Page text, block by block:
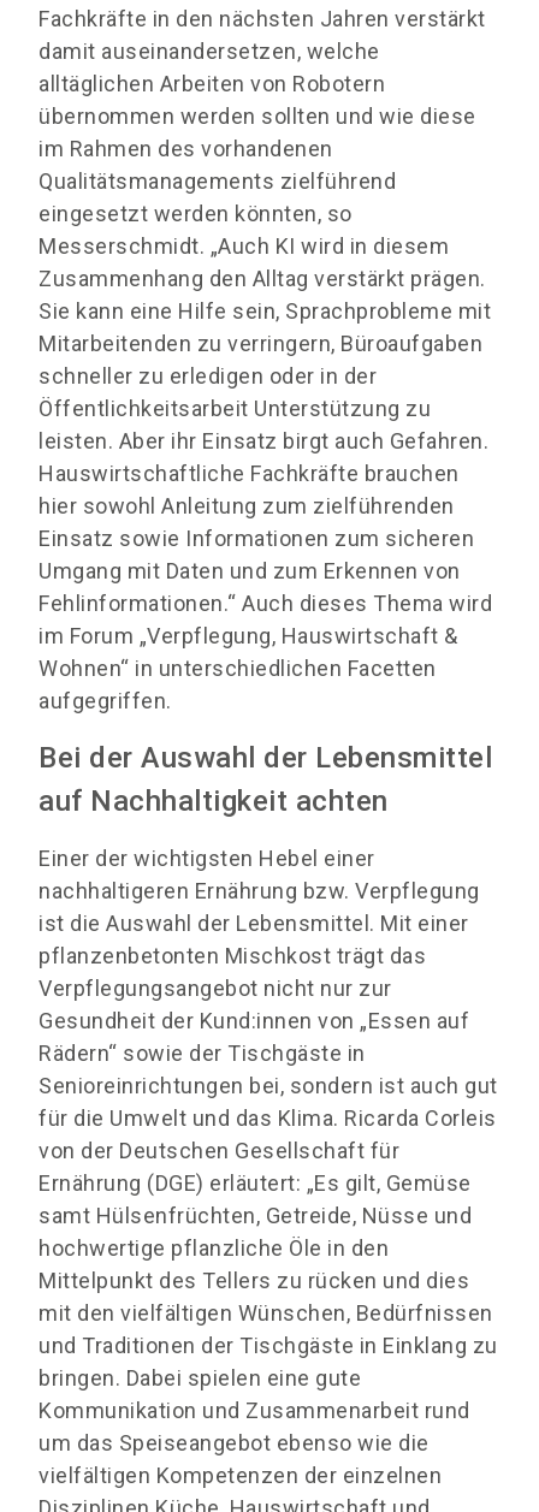
Fachkräfte in den nächsten Jahren verstärkt
damit auseinandersetzen, welche
alltäglichen Arbeiten von Robotern
übernommen werden sollten und wie diese
im Rahmen des vorhandenen
Qualitätsmanagements zielführend
eingesetzt werden könnten, so
Messerschmidt. „Auch KI wird in diesem
Zusammenhang den Alltag verstärkt prägen.
Sie kann eine Hilfe sein, Sprachprobleme mit
Mitarbeitenden zu verringern, Büroaufgaben
schneller zu erledigen oder in der
Öffentlichkeitsarbeit Unterstützung zu
leisten. Aber ihr Einsatz birgt auch Gefahren.
Hauswirtschaftliche Fachkräfte brauchen
hier sowohl Anleitung zum zielführenden
Einsatz sowie Informationen zum sicheren
Umgang mit Daten und zum Erkennen von
Fehlinformationen.“ Auch dieses Thema wird
im Forum „Verpflegung, Hauswirtschaft &
Wohnen“ in unterschiedlichen Facetten
aufgegriffen.
Bei der Auswahl der Lebensmittel
auf Nachhaltigkeit achten
Einer der wichtigsten Hebel einer
nachhaltigeren Ernährung bzw. Verpflegung
ist die Auswahl der Lebensmittel. Mit einer
pflanzenbetonten Mischkost trägt das
Verpflegungsangebot nicht nur zur
Gesundheit der Kund:innen von „Essen auf
Rädern“ sowie der Tischgäste in
Senioreinrichtungen bei, sondern ist auch gut
für die Umwelt und das Klima. Ricarda Corleis
von der Deutschen Gesellschaft für
Ernährung (DGE) erläutert: „Es gilt, Gemüse
samt Hülsenfrüchten, Getreide, Nüsse und
hochwertige pflanzliche Öle in den
Mittelpunkt des Tellers zu rücken und dies
mit den vielfältigen Wünschen, Bedürfnissen
und Traditionen der Tischgäste in Einklang zu
bringen. Dabei spielen eine gute
Kommunikation und Zusammenarbeit rund
um das Speiseangebot ebenso wie die
vielfältigen Kompetenzen der einzelnen